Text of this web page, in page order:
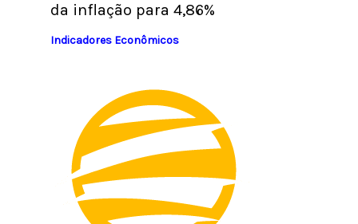
da inflação para 4,86%
Indicadores Econômicos